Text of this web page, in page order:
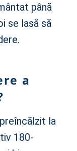
până
se lasă să
a
la
180-